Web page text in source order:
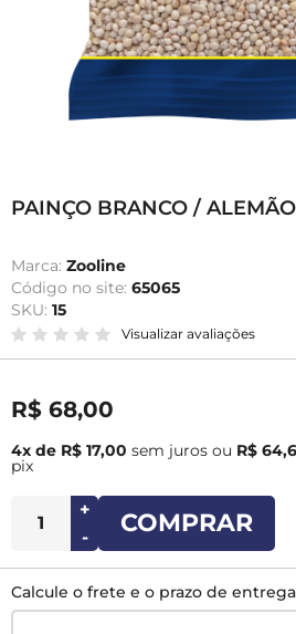
PAINÇO BRANCO /
Marca: Zooline
Código no site: 65065
SKU: 15
Visualizar avaliações
R$ 68,00
4x de R$ 17,00 sem juros ou R$
pix
+
-
COMPRAR
Calcule o frete e o prazo de